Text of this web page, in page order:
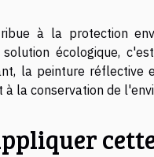
à la protection
écologique,
la peinture réflective
la conservation de